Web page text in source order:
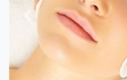
Previous